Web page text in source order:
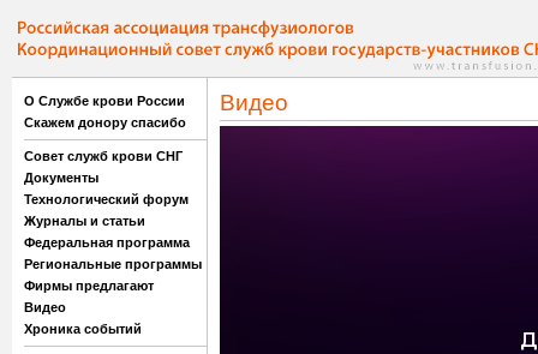
О Службе крови России
Скажем донору спасибо
Совет служб крови СНГ
Документы
Технологический форум
Журналы и статьи
Федеральная программа
Региональные программы
Фирмы предлагают
Видео
Хроника событий
Видео